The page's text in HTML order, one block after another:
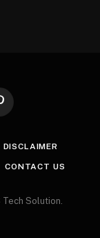
DISCLAIMER
CONTACT US
Solution.